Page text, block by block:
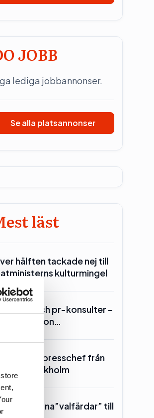
JOBB
lediga jobbannonser.
Se alla platsannonser
läst
hälften tackade nej till
kulturmingel
Lerin och pr-konsulter –
Kristersson…
hämtar presschef från
Stockholm
till